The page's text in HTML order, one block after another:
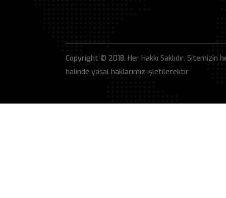
Copyright © 2018. Her Hakkı Saklıdır. Sitemizin
halinde yasal haklarımız işletilecektir.